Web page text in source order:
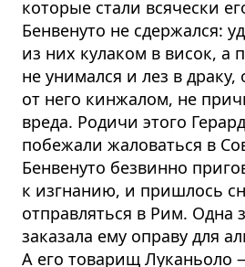
которые стали всячески
Бенвенуто не сдержался:
из них кулаком в висок, а
не унимался и лез в драку,
от него кинжалом, не
вреда. Родичи этого
побежали жаловаться в
Бенвенуто безвинно
к изгнанию, и пришлось
отправляться в Рим. Одна
заказала ему оправу для
А его товарищ Луканьоло